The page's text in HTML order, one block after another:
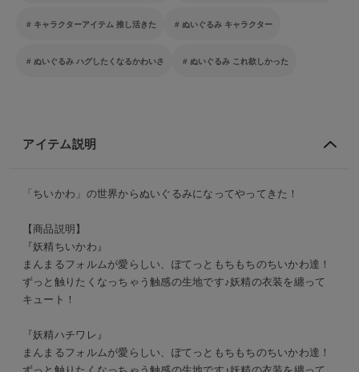
キャラクターアイテム 推し活きた ぬいぐるみ キャラクター
ぬいぐるみ ハグしたくなるかわいさ ぬいぐるみ これ欲しかった
アイテム説明
「ちいかわ」の世界からぬいぐるみになってやってきた！
【商品説明】
『妖精ちいかわ』
まんまるフォルムが愛らしい、ぽてっともちもちのちいかわ達！
ずっと触りたくなっちゃう触感の生地です♪妖精の衣装を纏って
キュート！
『妖精ハチワレ』
まんまるフォルムが愛らしい、ぽてっともちもちのちいかわ達！